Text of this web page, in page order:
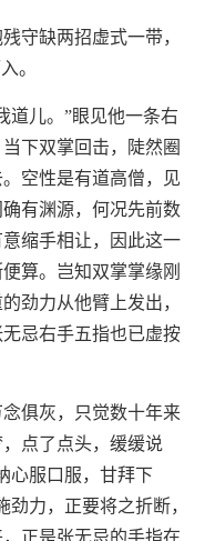
守缺两招虚式一带，
。
道儿。”眼见他一条右
下双掌回击，陡然圈
空性是有道高僧，见
有渊源，何况先前数
缩手相让，因此这一
算。岂知双掌掌缘刚
劲力从他臂上发出，
忌右手五指也已虚按
俱灰，只觉数十年来
点了点头，缓缓说
心服口服，甘拜下
力，正要将之折断，
正是张无忌的手指在